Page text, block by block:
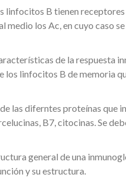
linfocitos B tienen
medio los Ac, en cuyo caso
de la respuesta
los linfocitos B de memoria
las diferntes proteínas que
B7, citocinas. Se
general de una
y su estructura.